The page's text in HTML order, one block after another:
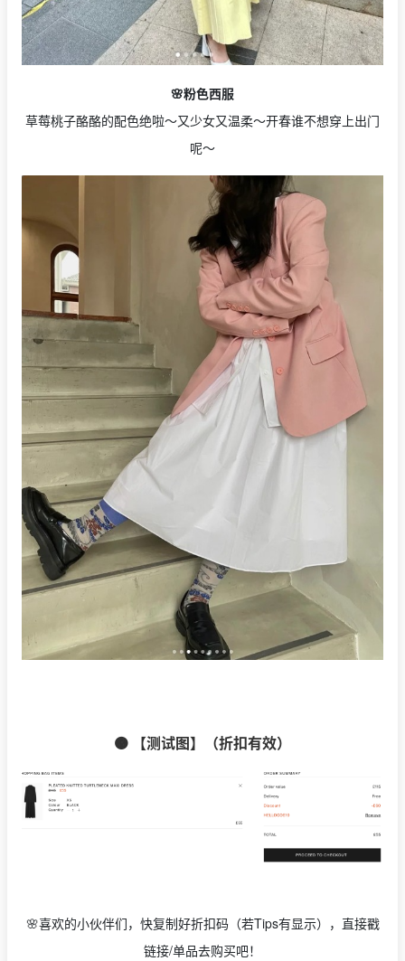
🌸粉色西服
草莓桃子酪酪的配色绝啦～又少女又温柔～开春谁不想穿上出门
呢～
🟠 【测试图】（折扣有效）
🌸喜欢的小伙伴们，快复制好折扣码（若Tips有显示），直接戳
链接/单品去购买吧！